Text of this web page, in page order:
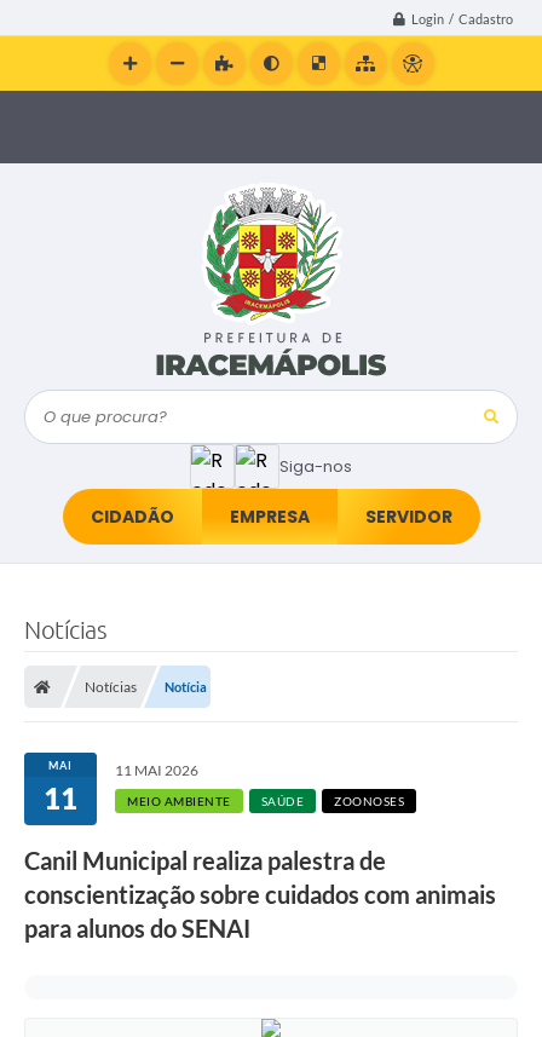
Login / Cadastro
Siga-nos
O que procura?
CIDADÃO EMPRESA SERVIDOR
Notícias
Notícias Notícia
MAI
11
11 MAI 2026
MEIO AMBIENTE SAÚDE ZOONOSES
Canil Municipal realiza palestra de
conscientização sobre cuidados com animais
para alunos do SENAI